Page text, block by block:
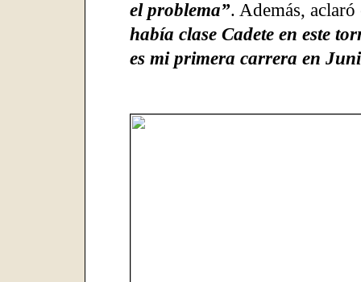
el problema”. Además,
había clase Cadete en este
es mi primera carrera en